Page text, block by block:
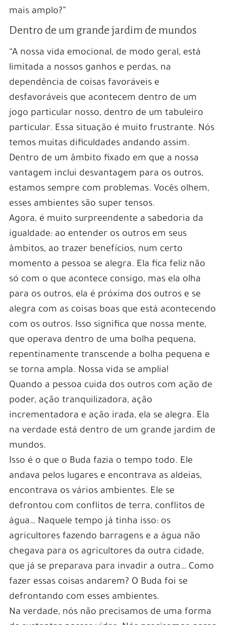
mais amplo?”
Dentro de um grande jardim de mundos
“A nossa vida emocional, de modo geral, está
limitada a nossos ganhos e perdas, na
dependência de coisas favoráveis e
desfavoráveis que acontecem dentro de um
jogo particular nosso, dentro de um tabuleiro
particular. Essa situação é muito frustrante. Nós
temos muitas dificuldades andando assim.
Dentro de um âmbito fixado em que a nossa
vantagem inclui desvantagem para os outros,
estamos sempre com problemas. Vocês olhem,
esses ambientes são super tensos.
Agora, é muito surpreendente a sabedoria da
igualdade: ao entender os outros em seus
âmbitos, ao trazer benefícios, num certo
momento a pessoa se alegra. Ela fica feliz não
só com o que acontece consigo, mas ela olha
para os outros, ela é próxima dos outros e se
alegra com as coisas boas que está acontecendo
com os outros. Isso significa que nossa mente,
que operava dentro de uma bolha pequena,
repentinamente transcende a bolha pequena e
se torna ampla. Nossa vida se amplia!
Quando a pessoa cuida dos outros com ação de
poder, ação tranquilizadora, ação
incrementadora e ação irada, ela se alegra. Ela
na verdade está dentro de um grande jardim de
mundos.
Isso é o que o Buda fazia o tempo todo. Ele
andava pelos lugares e encontrava as aldeias,
encontrava os vários ambientes. Ele se
defrontou com conflitos de terra, conflitos de
água… Naquele tempo já tinha isso: os
agricultores fazendo barragens e a água não
chegava para os agricultores da outra cidade,
que já se preparava para invadir a outra… Como
fazer essas coisas andarem? O Buda foi se
defrontando com esses ambientes.
Na verdade, nós não precisamos de uma forma